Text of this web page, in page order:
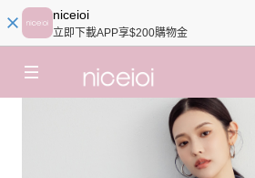
niceioi
立即下載APP享$200購物金